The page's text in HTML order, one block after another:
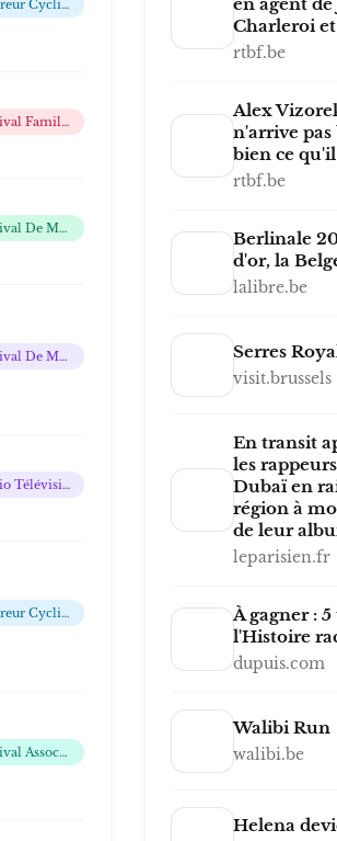
Coureur Cycliste Belge
Festival Familial Se Déroulant Dans Un Cadre Verdoyant Au Cœur De La Wallonie Picarde
Festival De Musique En Plein Air
Festival De Musique
Radio Télévision Belge Francophone
Coureur Cycliste Belge
Festival Associatif Français De Musiques Actuelles
Charleroi
rtbf.be
Alex
n'arrive
bien ce qu'il
rtbf.be
Berlinale
d'or, la
lalibre.be
Serres
visit.brussels
En transit
les
Dubaï en
région à
de leur
leparisien.fr
À gagner :
l'Histoire
dupuis.com
Walibi Run
walibi.be
Helena